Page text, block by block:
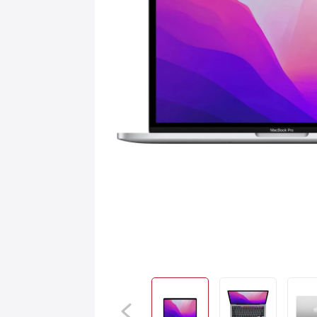
Игровые приставки
Квадрокоптеры
Акции